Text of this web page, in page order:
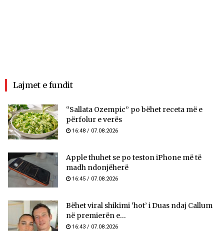
Lajmet e fundit
“Sallata Ozempic” po bëhet receta më e
përfolur e verës
16:48 / 07.08.2026
Apple thuhet se po teston iPhone më të
madh ndonjëherë
16:45 / 07.08.2026
Bëhet viral shikimi ‘hot’ i Duas ndaj Callum
në premierën e...
16:43 / 07.08.2026